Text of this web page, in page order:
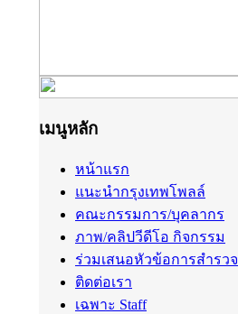
เมนูหลัก
หน้าแรก
แนะนำกรุงเทพโพลล์
คณะกรรมการ/บุคลากร
ภาพ/คลิปวีดีโอ กิจกรรม
ร่วมเสนอหัวข้อการสำรวจ
ติดต่อเรา
เฉพาะ Staff